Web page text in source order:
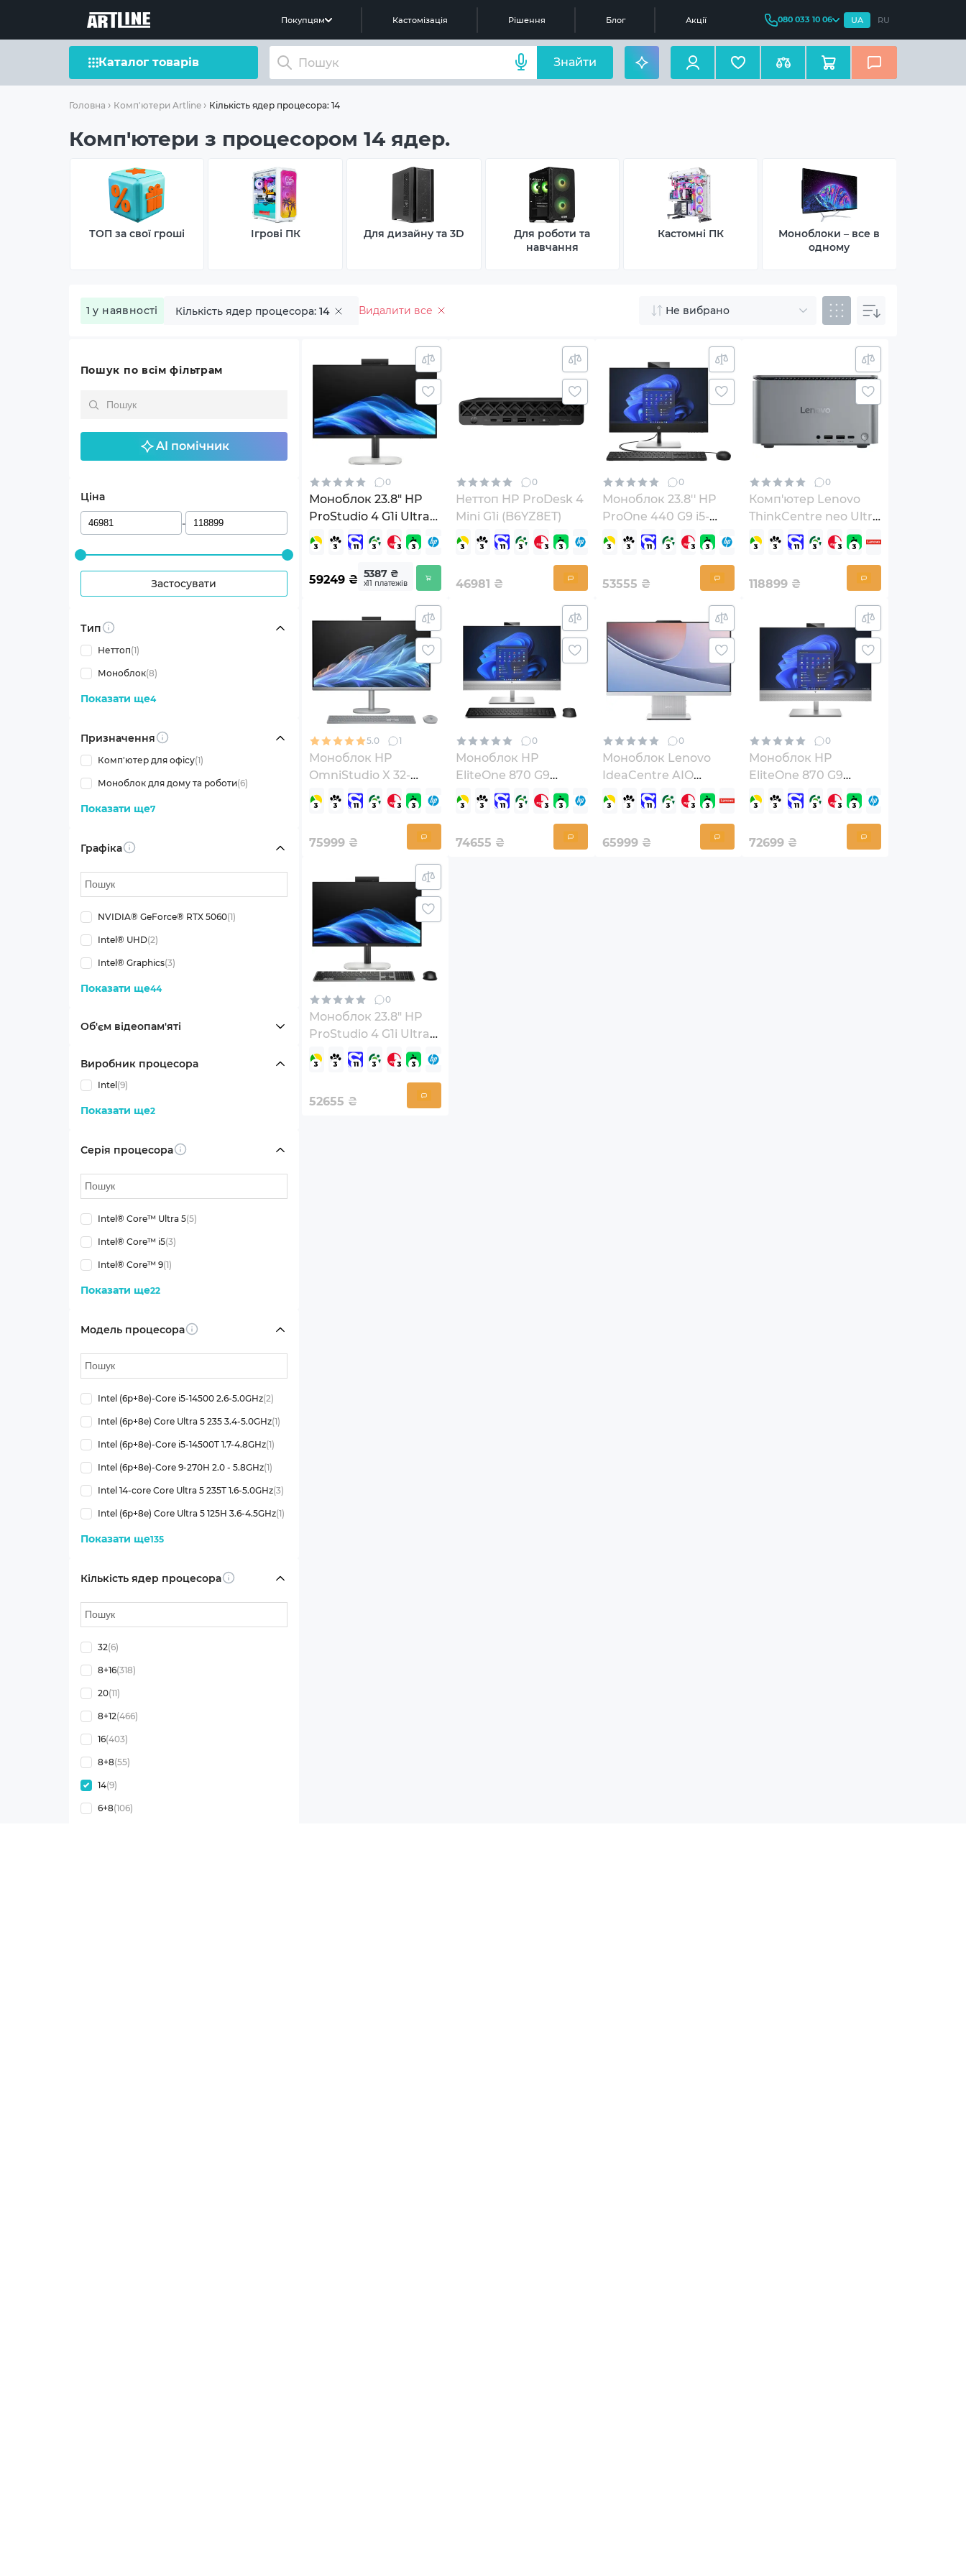
Покупцям Кастомізація Рішення Блог Акції 080 033 10 06 UA RU
Каталог товарів Знайти
Головна Комп'ютери Artline Кількість ядер процесора: 14
Комп'ютери з процесором 14 ядер.
ТОП за свої гроші Ігрові ПК Для дизайну та 3D
Для роботи та
навчання
Кастомні ПК
Моноблоки – все в
одному
1 у наявності Кількість ядер процесора: 14 Видалити все Не вибрано
Пошук по всім фільтрам
AI помічник
Ціна
-
Застосувати
Тип
Info
Неттоп(1)
Моноблок(8)
Показати ще4
Призначення
Info
Комп'ютер для офісу(1)
Моноблок для дому та роботи(6)
Показати ще7
Графіка Info
NVIDIA® GeForce® RTX 5060(1)
Intel® UHD(2)
Intel® Graphics(3)
Показати ще44
Об'єм відеопам'яті
Виробник процесора
Intel (9)
Показати ще2
Серія процесора Info
Intel® Core™ Ultra 5(5)
Intel® Core™ i5(3)
Intel® Core™ 9(1)
Показати ще22
Модель процесора Info
Intel (6p+8e)-Core i5-14500 2.6-5.0GHz(2)
Intel (6p+8e) Core Ultra 5 235 3.4-5.0GHz(1)
Intel (6p+8e)-Core i5-14500T 1.7-4.8GHz(1)
Intel (6p+8e)-Core 9-270H 2.0 - 5.8GHz(1)
Intel 14-core Core Ultra 5 235T 1.6-5.0GHz(3)
Intel (6p+8e) Core Ultra 5 125H 3.6-4.5GHz(1)
Показати ще135
Кількість ядер процесора Info
32(6)
8+16(318)
20(11)
8+12(466)
16(403)
8+8(55)
14(9)
6+8(106)
0
Моноблок 23.8" HP
ProStudio 4 G1i Ultra5
(D1GD8ET)
59249₴ 5387 ₴
х11 платежів
0
Неттоп HP ProDesk 4
Mini G1i (B6YZ8ET)
46981 ₴
0
Моноблок 23.8'' HP
ProOne 440 G9 i5-
14500T (B70YMAT)
53555 ₴
0
Комп'ютер Lenovo
ThinkCentre neo Ultra
Gen 2 (13BG0017UI)
118899 ₴
5.0 1
Моноблок HP
OmniStudio X 32-
c0004ua (D3SC0EA)
75999 ₴
0
Моноблок HP
EliteOne 870 G9
(99A78ET)
74655 ₴
0
Моноблок Lenovo
IdeaCentre AIO
27IRH9
(F0HM00WBUO)
65999 ₴
0
Моноблок HP
EliteOne 870 G9
(99B13ET)
72699 ₴
0
Моноблок 23.8" HP
ProStudio 4 G1i Ultra5
(C8AB4ET)
52655 ₴